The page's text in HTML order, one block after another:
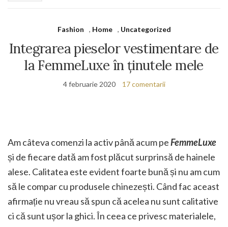
Fashion , Home , Uncategorized
Integrarea pieselor vestimentare de
la FemmeLuxe în ținutele mele
4 februarie 2020 17 comentarii
Am câteva comenzi la activ până acum peFemmeLuxe
și de fiecare dată am fost plăcut surprinsă de hainele
alese. Calitatea este evident foarte bună și nu am cum
să le compar cu produsele chinezești. Când fac aceast
afirmație nu vreau să spun că acelea nu sunt calitative
ci că sunt ușor la ghici. În ceea ce privesc materialele,